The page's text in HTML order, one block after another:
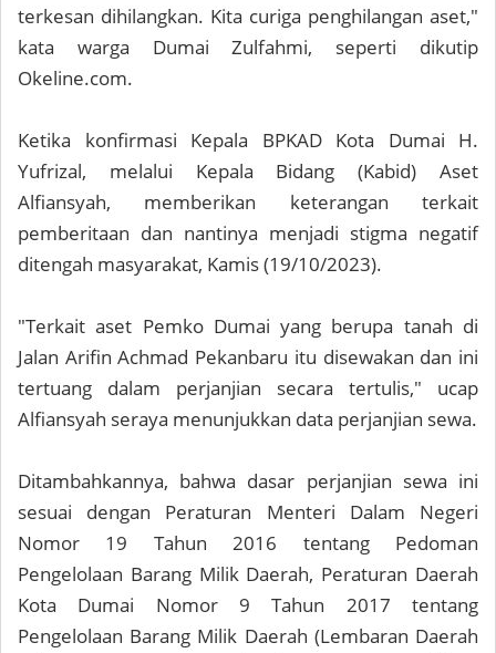
terkesan dihilangkan. Kita curiga penghilangan aset,"
kata warga Dumai Zulfahmi, seperti dikutip
Okeline.com.
Ketika konfirmasi Kepala BPKAD Kota Dumai H.
Yufrizal, melalui Kepala Bidang (Kabid) Aset
Alfiansyah, memberikan keterangan terkait
pemberitaan dan nantinya menjadi stigma negatif
ditengah masyarakat, Kamis (19/10/2023).
"Terkait aset Pemko Dumai yang berupa tanah di
Jalan Arifin Achmad Pekanbaru itu disewakan dan ini
tertuang dalam perjanjian secara tertulis," ucap
Alfiansyah seraya menunjukkan data perjanjian sewa.
Ditambahkannya, bahwa dasar perjanjian sewa ini
sesuai dengan Peraturan Menteri Dalam Negeri
Nomor 19 Tahun 2016 tentang Pedoman
Pengelolaan Barang Milik Daerah, Peraturan Daerah
Kota Dumai Nomor 9 Tahun 2017 tentang
Pengelolaan Barang Milik Daerah (Lembaran Daerah